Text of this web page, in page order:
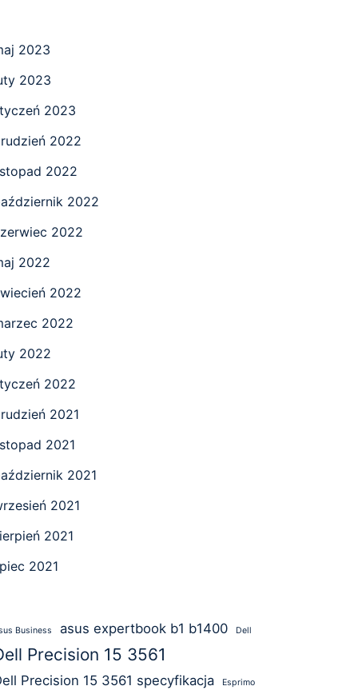
2023
2023
2023
2022
2022
2022
2022
2022
2022
2022
2022
2022
2021
2021
2021
2021
2021
2021
Business asus expertbook b1 b1400 Dell
Precision 15 3561
Precision 15 3561 specyfikacja Esprimo